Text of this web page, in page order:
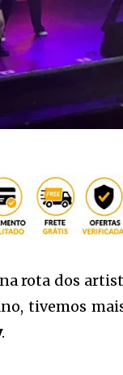
rota dos
tivemos
.